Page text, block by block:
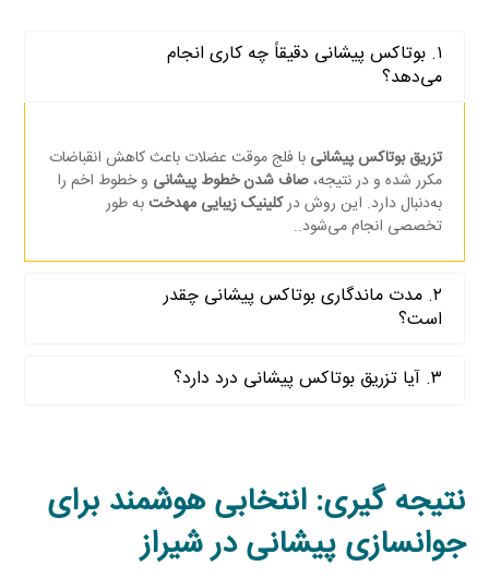
۱. بوتاکس پیشانی دقیقاً چه کاری انجام
می‌دهد؟
تزریق بوتاکس پیشانی با فلج موقت عضلات باعث کاهش انقباضات
مکرر شده و در نتیجه،صاف شدن خطوط پیشانی و خطوط اخم را
به‌دنبال دارد. این روش درکلینیک زیبایی مهدختبه‌ طور
تخصصی انجام می‌شود..
۲. مدت ماندگاری بوتاکس پیشانی چقدر
است؟
۳. آیا تزریق بوتاکس پیشانی درد دارد؟
نتیجه‌ گیری: انتخابی هوشمند برای
جوانسازی پیشانی در شیراز